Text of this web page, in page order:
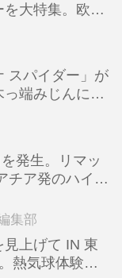
大特集。欧州
スパイダー」が
端みじんにな
発生。リマッ
チア発のハイパ
集部
上げて IN 東
熱気球体験搭